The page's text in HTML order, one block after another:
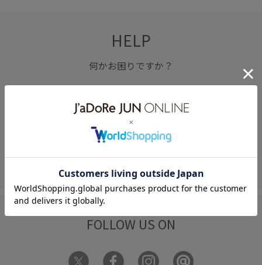
HELP
何かお困りですか？
FAQ
お問い合わせ
フォーム
FOLLOW US ON